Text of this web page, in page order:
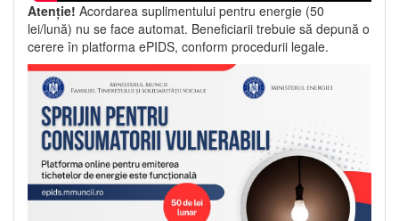
Atenție! Acordarea suplimentului pentru energie (50
lei/lună) nu se face automat. Beneficiarii trebuie să depună o
cerere în platforma ePIDS, conform procedurii legale.